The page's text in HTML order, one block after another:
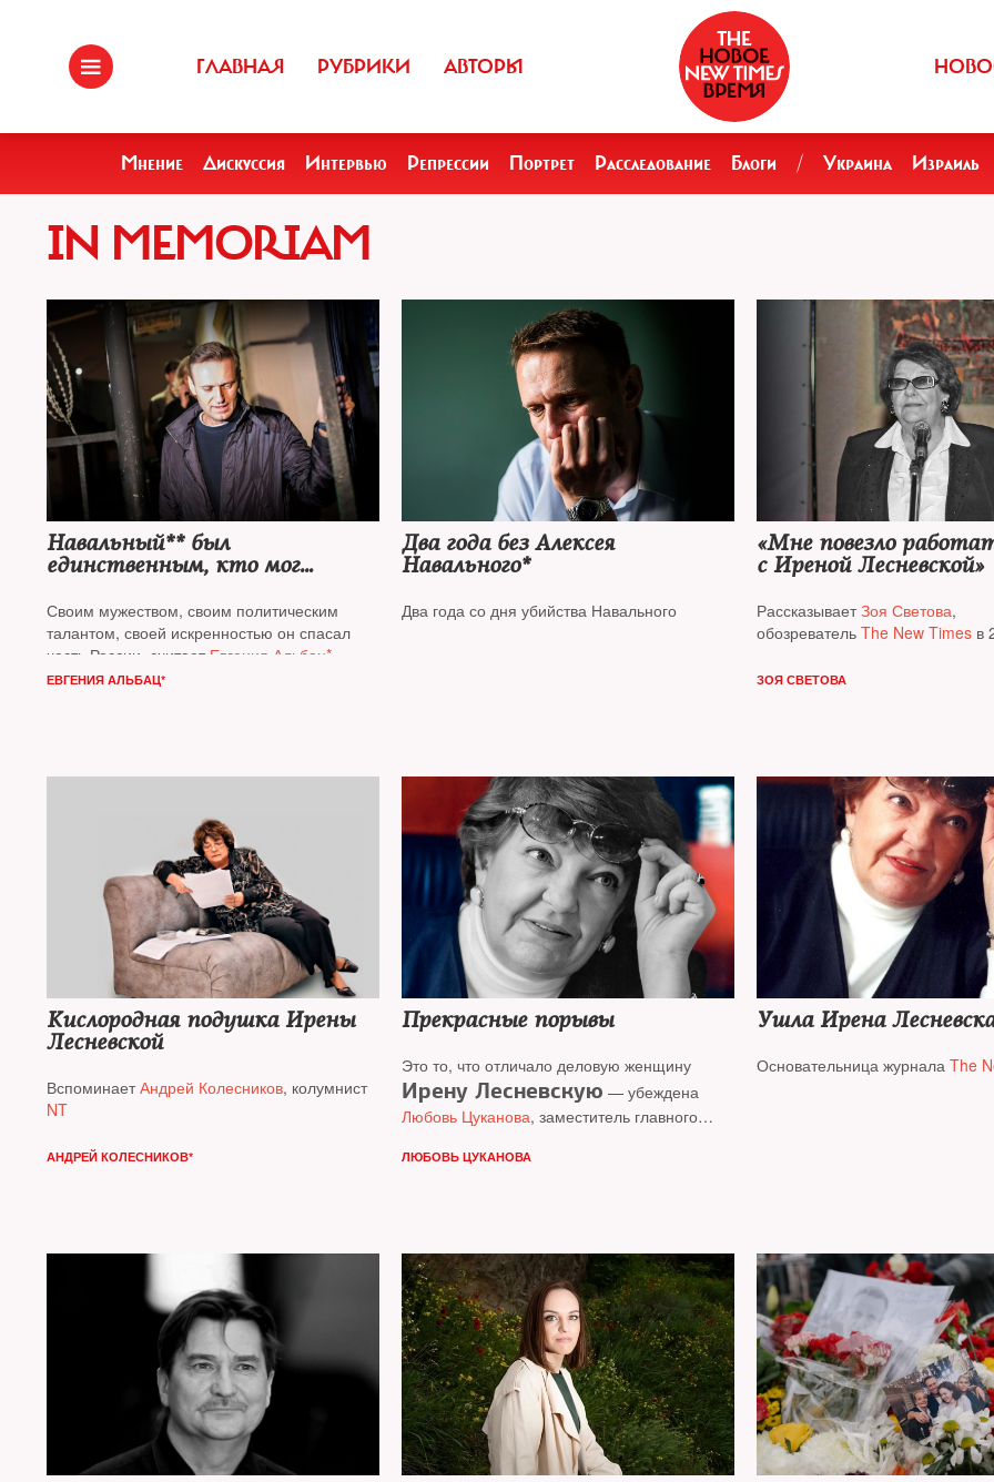
ГЛАВНАЯ РУБРИКИ АВТОРЫ
Мнение Дискуссия Интервью Репрессии Портрет Расследование Блоги / Украина Израиль
IN MEMORIAM
Навальный** был
единственным, кто мог
Своим мужеством, своим политическим
талантом, своей искренностью он спасал
честь России, считает Евгения Альбац*
ЕВГЕНИЯ АЛЬБАЦ*
Два года без Алексея
Навального*
Два года со дня убийства Навального
«Мне повезло
с Иреной Лесневской»
РассказываетЗоя Светова,
обозреватель The New Times в
ЗОЯ СВЕТОВА
Кислородная подушка Ирены
Лесневской
ВспоминаетАндрей Колесников, колумнист
NT
АНДРЕЙ КОЛЕСНИКОВ*
Прекрасные порывы
Это то, что отличало деловую женщину
Ирену Лесневскую — убеждена
Любовь Цуканова, заместитель главного
New Times
ЛЮБОВЬ ЦУКАНОВА
Ушла Ирена
Основательница журнала The